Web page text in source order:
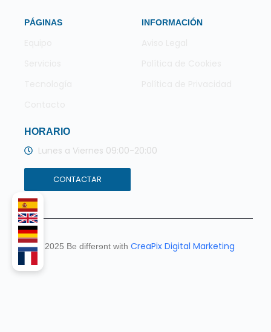
PÁGINAS INFORMACIÓN
HORARIO
Lunes a Viernes 09:00-20:00
CONTACTAR
© 2025 Be differɘnt with CreaPix Digital Marketing